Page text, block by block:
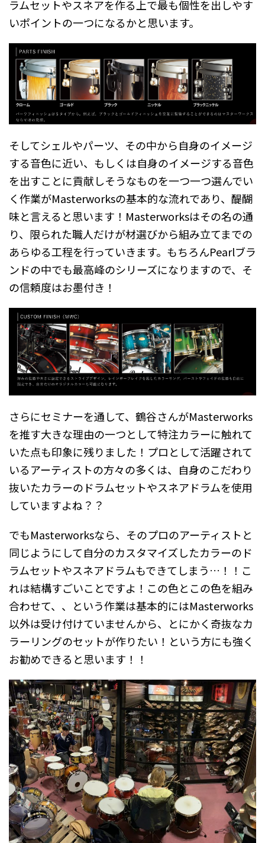
ラムセットやスネアを作る上で最も個性を出しやす
いポイントの一つになるかと思います。
そしてシェルやパーツ、その中から自身のイメージ
する音色に近い、もしくは自身のイメージする音色
を出すことに貢献しそうなものを一つ一つ選んでい
く作業がMasterworksの基本的な流れであり、醍醐
味と言えると思います！Masterworksはその名の通
り、限られた職人だけが材選びから組み立てまでの
あらゆる工程を行っていきます。もちろんPearlブラ
ンドの中でも最高峰のシリーズになりますので、そ
の信頼度はお墨付き！
さらにセミナーを通して、鶴谷さんがMasterworks
を推す大きな理由の一つとして特注カラーに触れて
いた点も印象に残りました！プロとして活躍されて
いるアーティストの方々の多くは、自身のこだわり
抜いたカラーのドラムセットやスネアドラムを使用
していますよね？？
でもMasterworksなら、そのプロのアーティストと
同じようにして自分のカスタマイズしたカラーのド
ラムセットやスネアドラムもできてしまう…！！こ
れは結構すごいことですよ！この色とこの色を組み
合わせて、、という作業は基本的にはMasterworks
以外は受け付けていませんから、とにかく奇抜なカ
ラーリングのセットが作りたい！という方にも強く
お勧めできると思います！！